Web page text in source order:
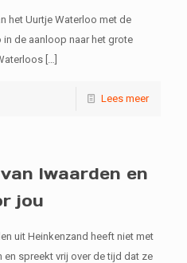
het Uurtje Waterloo met de
de aanloop naar het grote
Lees meer
Iwaarden en
jou
uit Heinkenzand heeft niet met
en spreekt vrij over de tijd dat ze